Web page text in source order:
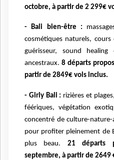
octobre, à partir de 2 299€
- Bali bien-être :
cosmétiques naturels,
guérisseur, sound
ancestraux. 8 départs
partir de 2849€ vols inclus.
- Girly Bali : rizières et
féériques, végétation
concentré de culture-
pour profiter pleinement de
plus beau. 21 départs
septembre, à partir de 2649